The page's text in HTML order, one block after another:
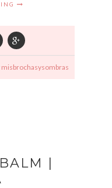
misbrochasysombras
|